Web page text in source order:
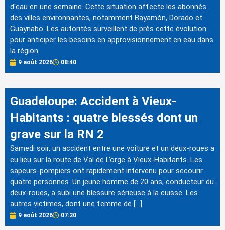
d'eau en une semaine. Cette situation affecte les abonnés
des villes environnantes, notamment Bayamón, Dorado et
Guaynabo. Les autorités surveillent de près cette évolution
pour anticiper les besoins en approvisionnement en eau dans
la région.
9 août 2026 08:40
Guadeloupe: Accident à Vieux-
Habitants : quatre blessés dont un
grave sur la RN 2
Samedi soir, un accident entre une voiture et un deux-roues a
eu lieu sur la route de Val de L’orge à Vieux-Habitants. Les
sapeurs-pompiers ont rapidement intervenu pour secourir
quatre personnes. Un jeune homme de 20 ans, conducteur du
deux-roues, a subi une blessure sérieuse à la cuisse. Les
autres victimes, dont une femme de […]
9 août 2026 07:20